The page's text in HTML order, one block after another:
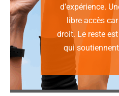
d’expérience.
libre accès
droit. Le reste
qui